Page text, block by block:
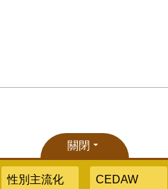
關閉
性別主流化 CEDAW